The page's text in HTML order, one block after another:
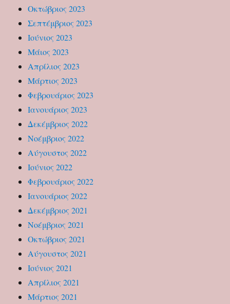
Οκτώβριος 2023
Σεπτέμβριος 2023
Ιούνιος 2023
Μάιος 2023
Απρίλιος 2023
Μάρτιος 2023
Φεβρουάριος 2023
Ιανουάριος 2023
Δεκέμβριος 2022
Νοέμβριος 2022
Αύγουστος 2022
Ιούνιος 2022
Φεβρουάριος 2022
Ιανουάριος 2022
Δεκέμβριος 2021
Νοέμβριος 2021
Οκτώβριος 2021
Αύγουστος 2021
Ιούνιος 2021
Απρίλιος 2021
Μάρτιος 2021